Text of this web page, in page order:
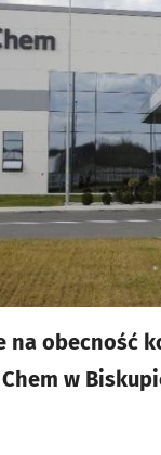
na obecność
w